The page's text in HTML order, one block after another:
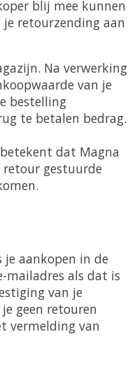
blij mee kunnen
retourzending aan
Na verwerking
van je
bestelling
te betalen bedrag.
dat Magna
retour gestuurde
je aankopen in de
mailadres als dat is
van je
geen retouren
vermelding van